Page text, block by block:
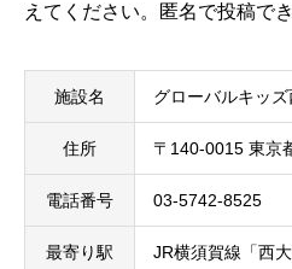
えてください。匿名で投稿で
施設名 グローバルキッズ
住所 〒140-0015 東京
電話番号 03-5742-8525
最寄り駅 JR横須賀線「西